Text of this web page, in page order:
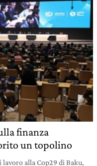
finanza
un topolino
alla Cop29 di Baku,